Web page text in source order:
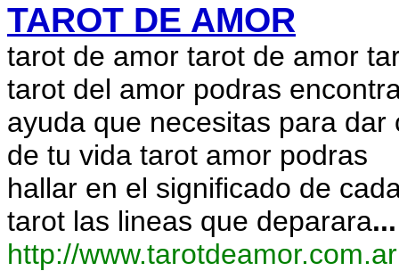
TAROT DE AMOR
tarot de amor tarot de amor
tarot del amor podras
ayuda que necesitas para
de tu vida tarot amor podras
hallar en el significado de
tarot las lineas que deparara...
http://www.tarotdeamor.com.ar